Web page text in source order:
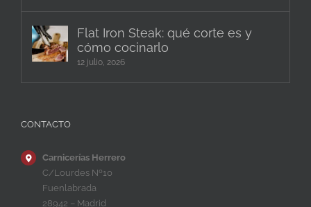
Flat Iron Steak: qué corte es y
cómo cocinarlo
12 julio, 2026
CONTACTO
Carnicerías Herrero
C/Lourdes Nº10
Fuenlabrada
28942 – Madrid